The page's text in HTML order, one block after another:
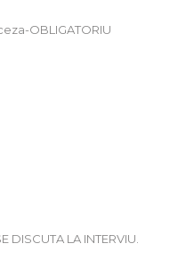
OBLIGATORIU
LA INTERVIU.